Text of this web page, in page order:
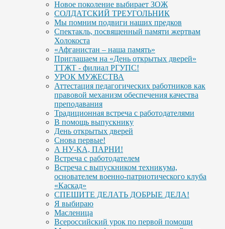
Новое поколение выбирает ЗОЖ
СОЛДАТСКИЙ ТРЕУГОЛЬНИК
Мы помним подвиги наших предков
Спектакль, посвященный памяти жертвам
Холокоста
«Афганистан – наша память»
Приглашаем на «День открытых дверей»
ТТЖТ - филиал РГУПС!
УРОК МУЖЕСТВА
Аттестация педагогических работников как
правовой механизм обеспечения качества
преподавания
Традиционная встреча с работодателями
В помощь выпускнику
День открытых дверей
Снова первые!
А НУ-КА, ПАРНИ!
Встреча с работодателем
Встреча с выпускником техникума,
основателем военно-патриотического клуба
«Каскад»
СПЕШИТЕ ДЕЛАТЬ ДОБРЫЕ ДЕЛА!
Я выбираю
Масленица
Всероссийский урок по первой помощи